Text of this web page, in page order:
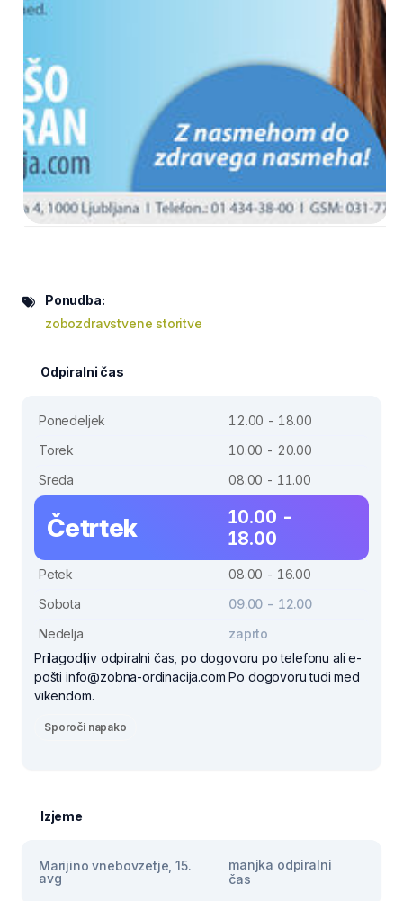
Ponudba:
zobozdravstvene storitve
Odpiralni čas
Ponedeljek
12.00 - 18.00
Torek
10.00 - 20.00
Sreda
08.00 - 11.00
Četrtek
10.00 -
18.00
Petek
08.00 - 16.00
Sobota
09.00 - 12.00
Nedelja
zaprto
Prilagodljiv odpiralni čas, po dogovoru po telefonu ali e-
pošti info@zobna-ordinacija.com Po dogovoru tudi med
vikendom.
Sporoči napako
Izjeme
Marijino vnebovzetje, 15.
avg
manjka odpiralni
čas